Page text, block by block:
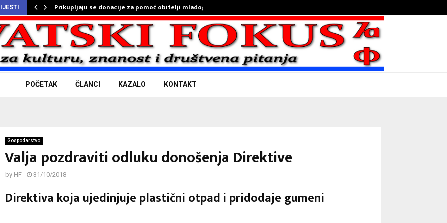
Prikupljaju se donacije za pomoć obitelji mladog…
POČETAK ČLANCI KAZALO KONTAKT
Gospodarstvo
Valja pozdraviti odluku donošenja Direktive
by HF 31/10/2018
Direktiva koja ujedinjuje plastični otpad i pridodaje gumeni